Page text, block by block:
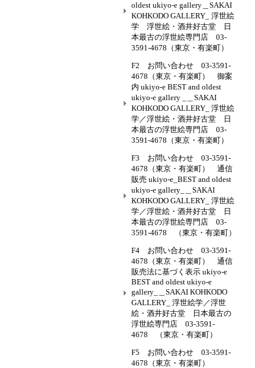
oldest ukiyo-e gallery＿SAKAI
KOHKODO GALLERY_ 浮世絵
学 浮世絵・酒井好古堂 日
本最古の浮世絵専門店 03-
3591-4678（東京・有楽町）
F2 お問い合わせ 03-3591-
4678（東京・有楽町） 御案
内 ukiyo-e BEST and oldest
ukiyo-e gallery _＿SAKAI
KOHKODO GALLERY_ 浮世絵
学／浮世絵・酒井好古堂 日
本最古の浮世絵専門店 03-
3591-4678（東京・有楽町）
F3 お問い合わせ 03-3591-
4678（東京・有楽町） 通信
販売 ukiyo-e_BEST and oldest
ukiyo-e gallery_＿SAKAI
KOHKODO GALLERY_ 浮世絵
学／浮世絵・酒井好古堂 日
本最古の浮世絵専門店 03-
3591-4678 （東京・有楽町）
F4 お問い合わせ 03-3591-
4678（東京・有楽町） 通信
販売法に基づく表示 ukiyo-e
BEST and oldest ukiyo-e
gallery_＿SAKAI KOHKODO
GALLERY_ 浮世絵学／浮世
絵・酒井好古堂 日本最古の
浮世絵専門店 03-3591-
4678 （東京・有楽町）
F5 お問い合わせ 03-3591-
4678（東京・有楽町）